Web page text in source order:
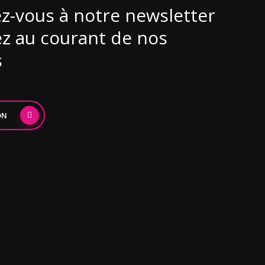
vous à notre newsletter
au courant de nos